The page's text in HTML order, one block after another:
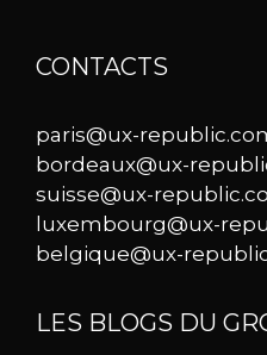
CONTACTS
paris@ux-
bordeaux@ux-
suisse@ux-
luxembourg@ux-
belgique@ux-
LES BLOGS DU